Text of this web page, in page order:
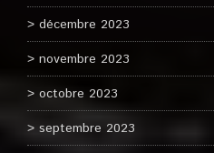
décembre 2023
novembre 2023
octobre 2023
septembre 2023